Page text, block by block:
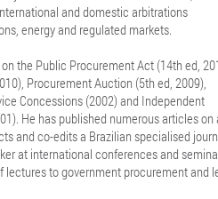
and domestic arbitrations
energy and regulated markets.
the Public Procurement Act (14th ed,
Procurement Auction (5th ed, 2009),
Concessions (2002) and Independent
He has published numerous articles on
and co-edits a Brazilian specialised
at international conferences and
lectures to government procurement and